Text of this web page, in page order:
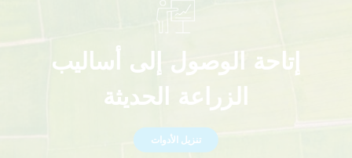
إتاحة الوصول إلى أساليب
الزراعة الحديثة
تنزيل الأدوات